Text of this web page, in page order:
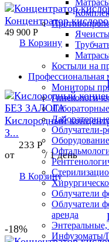
Костыли на
Профессиональная
Мониторы
Облучатели-
Облучатели
Облучатели
аренда
Инфузоматы/
Концентратор
49 900 Р
В Корзину
Кислородный
З...
от
233 Р
/ 1 день
В Корзину
-18%